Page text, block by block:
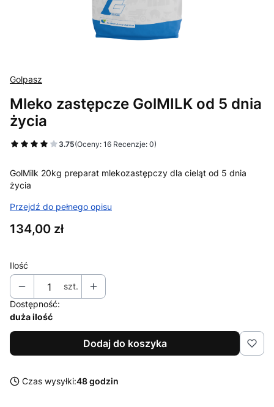
Golpasz
Mleko zastępcze GolMILK od 5 dnia
życia
3.75(Oceny: 16 Recenzje: 0)
Przejdź do sekcji Opinie
GolMilk 20kg preparat mlekozastępczy dla cieląt od 5 dnia
życia
Przejdź do pełnego opisu
Cena
134,00 zł
Ilość
szt.
Dostępność:
duża ilość
Dodaj do koszyka
Czas wysyłki:48 godzin